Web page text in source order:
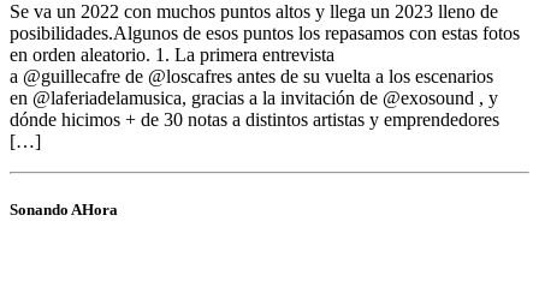
Se va un 2022 con muchos puntos altos y llega un 2023 lleno de
posibilidades.Algunos de esos puntos los repasamos con estas fotos
en orden aleatorio. 1. La primera entrevista
a @guillecafre de @loscafres antes de su vuelta a los escenarios
en @laferiadelamusica, gracias a la invitación de @exosound , y
dónde hicimos + de 30 notas a distintos artistas y emprendedores
[…]
Sonando AHora